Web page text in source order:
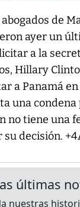
abogados de
ayer un
a la
Hillary
a Panamá en
una condena
no tiene una
su decisión.